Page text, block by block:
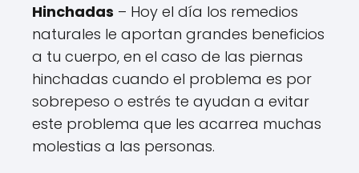
Hinchadas – Hoy el día los remedios
naturales le aportan grandes beneficios
a tu cuerpo, en el caso de las piernas
hinchadas cuando el problema es por
sobrepeso o estrés te ayudan a evitar
este problema que les acarrea muchas
molestias a las personas.